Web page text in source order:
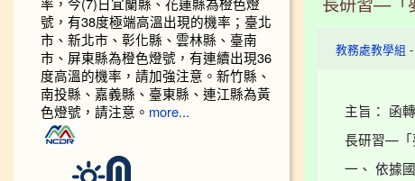
長研習—「
教務處教學組 -
主旨： 函
長研習—「
一、 依據
號，有38度極端高溫出現的機率；臺北
市、新北市、彰化縣、雲林縣、臺南
市、屏東縣為橙色燈號，有連續出現36
度高溫的機率，請加強注意。新竹縣、
南投縣、嘉義縣、臺東縣、連江縣為黃
色燈號，請注意。 more...